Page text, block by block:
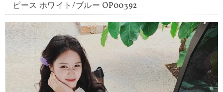
ピース ホワイト/ブルー OP00392